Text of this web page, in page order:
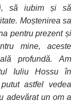
să iubim și să
Moștenirea sa
pentru prezent și
mine, aceste
profundă. Am
Iuliu Hossu în
astfel vedea
adevărat un om a